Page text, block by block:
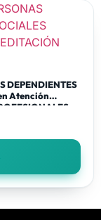
DEPENDIENTES
Atención